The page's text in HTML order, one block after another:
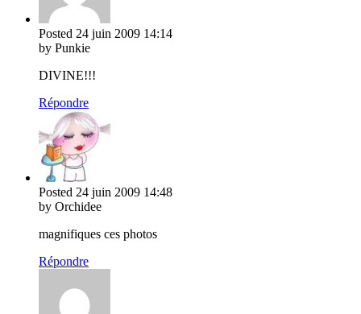
Posted 24 juin 2009 14:14
by Punkie
DIVINE!!!
Répondre
Posted 24 juin 2009 14:48
by Orchidee
magnifiques ces photos
Répondre